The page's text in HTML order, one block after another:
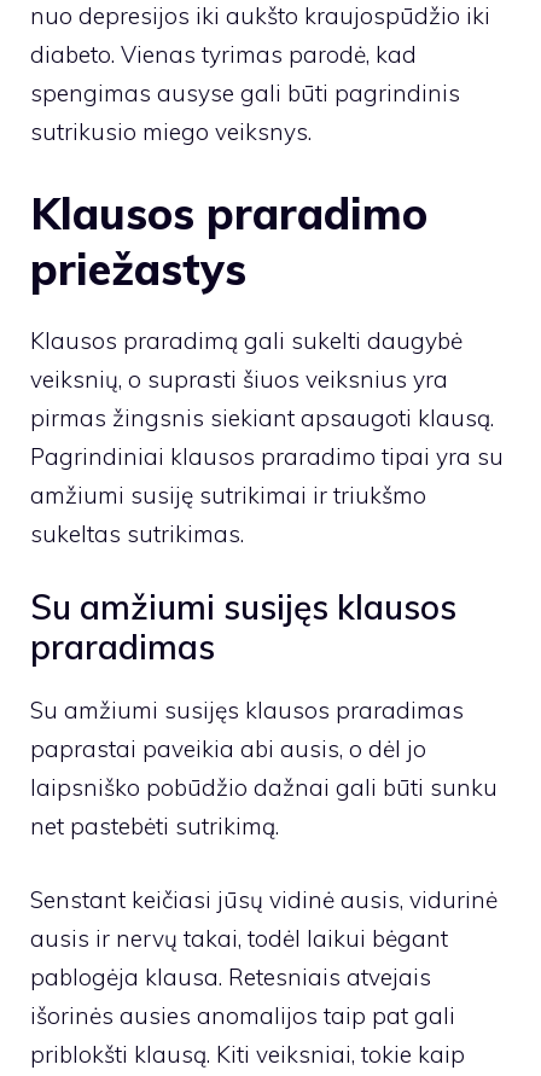
nuo ​​depresijos iki aukšto kraujospūdžio iki
diabeto. Vienas tyrimas parodė, kad
spengimas ausyse gali būti pagrindinis
sutrikusio miego veiksnys.
Klausos praradimo
priežastys
Klausos praradimą gali sukelti daugybė
veiksnių, o suprasti šiuos veiksnius yra
pirmas žingsnis siekiant apsaugoti klausą.
Pagrindiniai klausos praradimo tipai yra su
amžiumi susiję sutrikimai ir triukšmo
sukeltas sutrikimas.
Su amžiumi susijęs klausos
praradimas
Su amžiumi susijęs klausos praradimas
paprastai paveikia abi ausis, o dėl jo
laipsniško pobūdžio dažnai gali būti sunku
net pastebėti sutrikimą.
Senstant keičiasi jūsų vidinė ausis, vidurinė
ausis ir nervų takai, todėl laikui bėgant
pablogėja klausa. Retesniais atvejais
išorinės ausies anomalijos taip pat gali
priblokšti klausą. Kiti veiksniai, tokie kaip